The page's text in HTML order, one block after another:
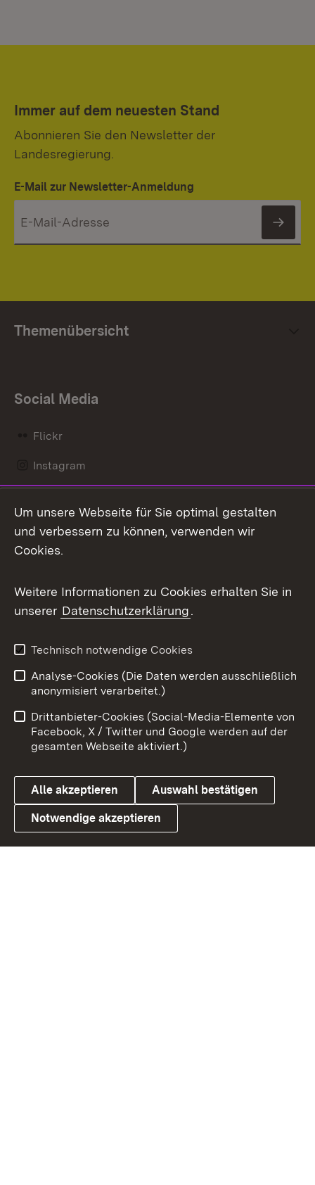
Immer auf dem neuesten Stand
Abonnieren Sie den Newsletter der
Landesregierung.
E-Mail zur Newsletter-Anmeldung
Themenübersicht
Social Media
Flickr
Instagram
Mastodon
Messenger
Social Wall
X / Twitter
Youtube
Link zum Landesportal
Benutzungshinweise
Barrierefreiheit
Datenschutz
Cookies
Um unsere Webseite für Sie optimal gestalten
und verbessern zu können, verwenden wir
Cookies.
Weitere Informationen zu Cookies erhalten Sie in
unserer Datenschutzerklärung.
Technisch notwendige Cookies
Analyse-Cookies (Die Daten werden ausschließlich
anonymisiert verarbeitet.)
Drittanbieter-Cookies (Social-Media-Elemente von
Facebook, X / Twitter und Google werden auf der
gesamten Webseite aktiviert.)
Alle akzeptieren Auswahl bestätigen
Notwendige akzeptieren